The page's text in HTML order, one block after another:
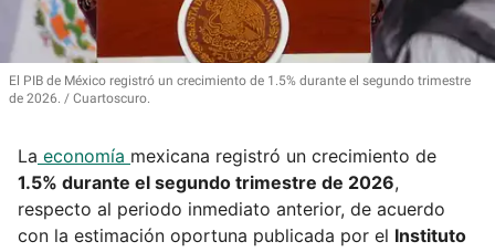
El PIB de México registró un crecimiento de 1.5% durante el segundo trimestre
de 2026.
Cuartoscuro.
La economía mexicana registró un crecimiento de
1.5% durante el segundo trimestre de 2026,
respecto al periodo inmediato anterior, de acuerdo
con la estimación oportuna publicada por el Instituto